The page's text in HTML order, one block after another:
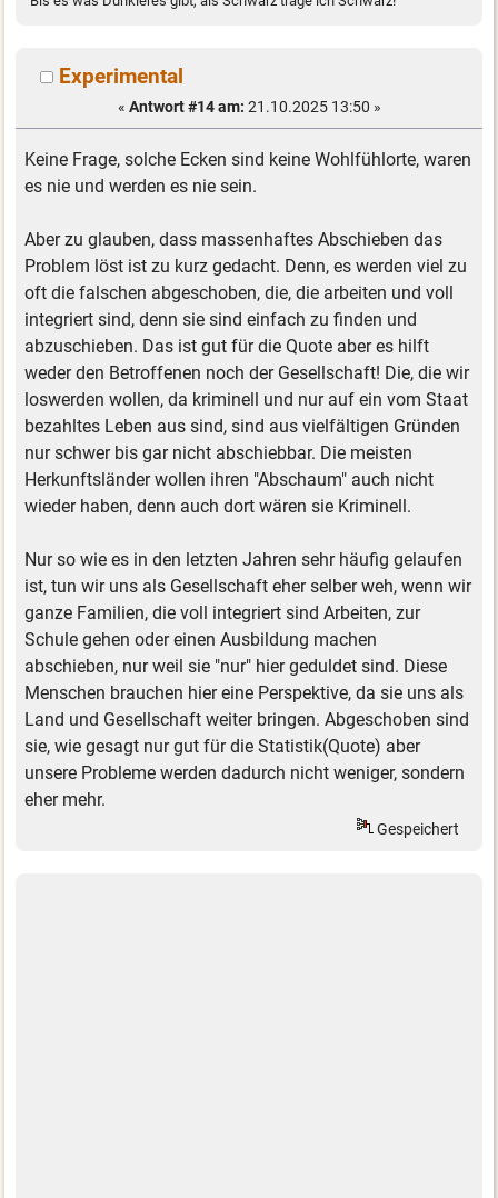
Experimental
« Antwort #14 am: 21.10.2025 13:50 »
Keine Frage, solche Ecken sind keine Wohlfühlorte, waren
es nie und werden es nie sein.
Aber zu glauben, dass massenhaftes Abschieben das
Problem löst ist zu kurz gedacht. Denn, es werden viel zu
oft die falschen abgeschoben, die, die arbeiten und voll
integriert sind, denn sie sind einfach zu finden und
abzuschieben. Das ist gut für die Quote aber es hilft
weder den Betroffenen noch der Gesellschaft! Die, die wir
loswerden wollen, da kriminell und nur auf ein vom Staat
bezahltes Leben aus sind, sind aus vielfältigen Gründen
nur schwer bis gar nicht abschiebbar. Die meisten
Herkunftsländer wollen ihren "Abschaum" auch nicht
wieder haben, denn auch dort wären sie Kriminell.
Nur so wie es in den letzten Jahren sehr häufig gelaufen
ist, tun wir uns als Gesellschaft eher selber weh, wenn wir
ganze Familien, die voll integriert sind Arbeiten, zur
Schule gehen oder einen Ausbildung machen
abschieben, nur weil sie "nur" hier geduldet sind. Diese
Menschen brauchen hier eine Perspektive, da sie uns als
Land und Gesellschaft weiter bringen. Abgeschoben sind
sie, wie gesagt nur gut für die Statistik(Quote) aber
unsere Probleme werden dadurch nicht weniger, sondern
eher mehr.
Gespeichert